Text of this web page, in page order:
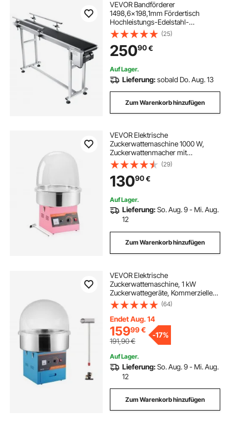
VEVOR Bandförderer
1498,6x198,1mm Fördertisch
Hochleistungs-Edelstahl-
Motorbandförderer für
Tintenstrahl-
Codierungsanwendungen
angetriebenes PVC-Band
einstellbare Geschwindigkeit
(doppelte Leitplanke)
(25)
25090€
Auf Lager.
Lieferung:sobald Do. Aug. 13
Zum Warenkorb hinzufügen
VEVOR Elektrische
Zuckerwattemaschine 1000 W,
Zuckerwattenmacher mit
Abdeckung & Edelstahlschüssel &
Zuckerlöffel, Ideal für Karneval
Geburtstage Familienfeiern,
Zuckerwattegerät Rosa
(29)
13090€
Auf Lager.
Lieferung:So. Aug. 9 - Mi. Aug.
12
Zum Warenkorb hinzufügen
VEVOR Elektrische
Zuckerwattemaschine, 1 kW
Zuckerwattegeräte, Kommerzielle
Zuckerwattemaschine mit
Abdeckung, Edelstahlschüssel,
Zuckerschaufel, Schublade, für
Kindergeburtstage, Familienfeiern,
Blau
(64)
Endet Aug. 14
15999€
191,90€
-17%
Auf Lager.
Lieferung:So. Aug. 9 - Mi. Aug.
12
Zum Warenkorb hinzufügen